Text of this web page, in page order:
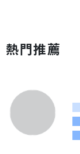
熱門推薦